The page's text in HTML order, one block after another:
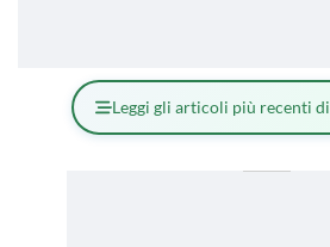
Leggi gli articoli più recenti di